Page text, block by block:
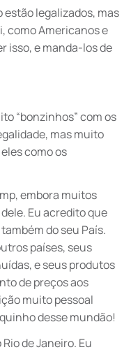
legalizados, mas
como Americanos e
isso, e manda-los de
“bonzinhos” com os
mas muito
como os
embora muitos
Eu acredito que
do seu País.
países, seus
e seus produtos
de preços aos
muito pessoal
desse mundão!
de Janeiro. Eu